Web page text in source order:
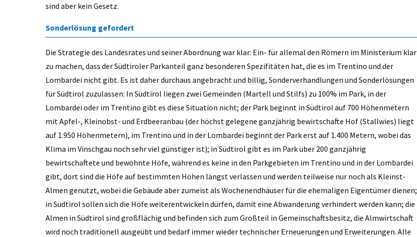
sind aber kein Gesetz.
Sonderlösung gefordert
Die Strategie des Landesrates und seiner Abordnung war klar: Ein- für allemal den Römern im Ministerium klar
zu machen, dass der Südtiroler Parkanteil ganz besonderen Spezifitäten hat, die es im Trentino und der
Lombardei nicht gibt. Es ist daher durchaus angebracht und billig, Sonderverhandlungen und Sonderlösungen
für Südtirol zuzulassen: In Südtirol liegen zwei Gemeinden (Martell und Stilfs) zu 100% im Park, in der
Lombardei oder im Trentino gibt es diese Situation nicht; der Park beginnt in Südtirol auf 700 Höhenmetern
mit Apfel-, Kleinobst- und Erdbeeranbau (der höchst gelegene ganzjährig bewirtschafte Hof (Stallwies) liegt
auf 1.950 Höhenmetern), im Trentino und in der Lombardei beginnt der Park erst auf 1.400 Metern, wobei das
Klima im Vinschgau noch sehr viel günstiger ist); in Südtirol gibt es im Park über 200 ganzjährig
bewirtschaftete und bewohnte Höfe, während es keine in den Parkgebieten im Trentino und in der Lombardei
gibt, dort sind die Höfe auf bestimmten Höhen längst verlassen und werden teilweise nur noch als Kleinst-
Almen genutzt, wobei die Gebäude aber zumeist als Wochenendhäuser für die ehemaligen Eigentümer dienen;
in Südtirol sollen sich die Höfe weiterentwickeln dürfen, damit eine Abwanderung verhindert werden kann; die
Almen in Südtirol sind großflächig und befinden sich zum Großteil in Gemeinschaftsbesitz, die Almwirtschaft
wird noch traditionell ausgeübt und bedarf immer wieder technischer Erneuerungen und Erweiterungen. Alle